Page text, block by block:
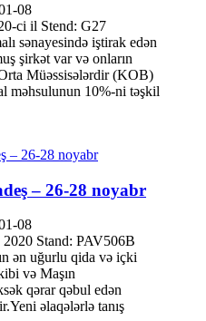
08
ci il Stend: G27
sənayesində iştirak edən
şirkət var və onların
Müəssisələrdir (KOB)
məhsulunun 10%-ni təşkil
– 26-28 noyabr
08
Stand: PAV506B
ən uğurlu qida və içki
və Maşın
qərar qəbul edən
əlaqələrlə tanış